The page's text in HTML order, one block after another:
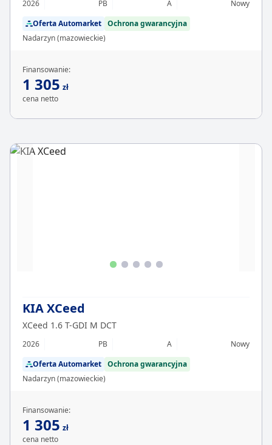
2026 PB A
Nowy
Oferta Automarket Ochrona gwarancyjna
Nadarzyn (mazowieckie)
Finansowanie:
1 305 zł
cena netto
KIA XCeed
XCeed 1.6 T-GDI M DCT
2026 PB A
Nowy
Oferta Automarket Ochrona gwarancyjna
Nadarzyn (mazowieckie)
Finansowanie:
1 305 zł
cena netto